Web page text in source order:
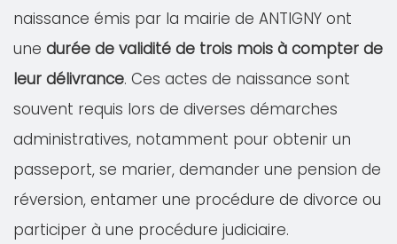
naissance émis par la mairie de ANTIGNY ont
une durée de validité de trois mois à compter de
leur délivrance. Ces actes de naissance sont
souvent requis lors de diverses démarches
administratives, notamment pour obtenir un
passeport, se marier, demander une pension de
réversion, entamer une procédure de divorce ou
participer à une procédure judiciaire.